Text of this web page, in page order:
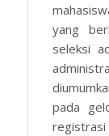
yang
seleksi
pada